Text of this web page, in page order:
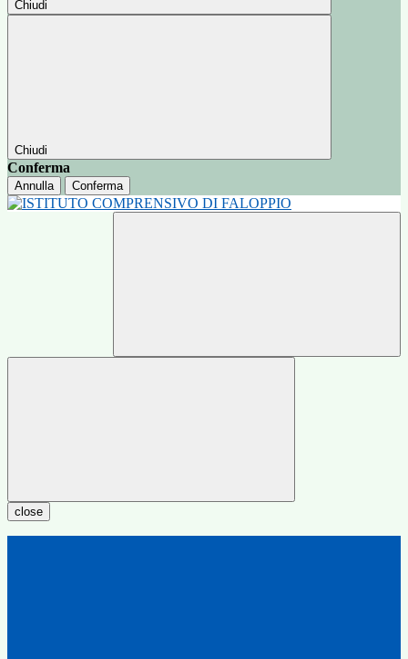
Chiudi
Chiudi
Conferma
Annulla Conferma
close